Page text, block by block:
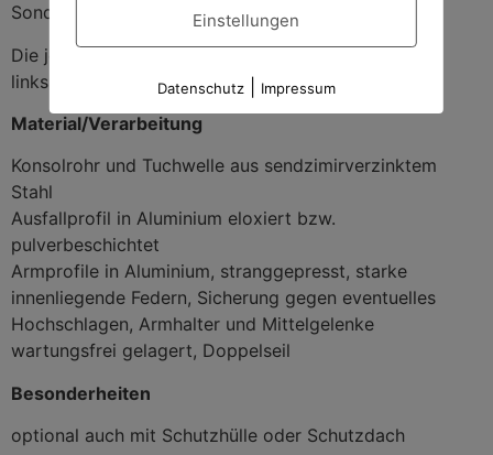
Sonderausstattung möglich.
Die jeweilige Antriebseite ist wahlweise rechts oder
links
Material/Verarbeitung
Konsolrohr und Tuchwelle aus sendzimirverzinktem
Stahl
Ausfallprofil in Aluminium eloxiert bzw.
pulverbeschichtet
Armprofile in Aluminium, stranggepresst, starke
innenliegende Federn, Sicherung gegen eventuelles
Hochschlagen, Armhalter und Mittelgelenke
wartungsfrei gelagert, Doppelseil
Besonderheiten
optional auch mit Schutzhülle oder Schutzdach
Einstellungen
Datenschutz| Impressum